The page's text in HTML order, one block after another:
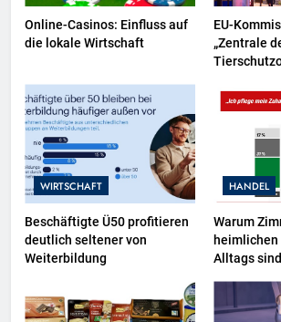
Online-Casinos: Einfluss auf
die lokale Wirtschaft
EU-
„Zentrale
Projektion
Nähe der
WIRTSCHAFT
Beschäftigte Ü50 profitieren
deutlich seltener von
Weiterbildung
HANDEL
Warum
heimlichen
Alltags
Kreativität
Umfrage